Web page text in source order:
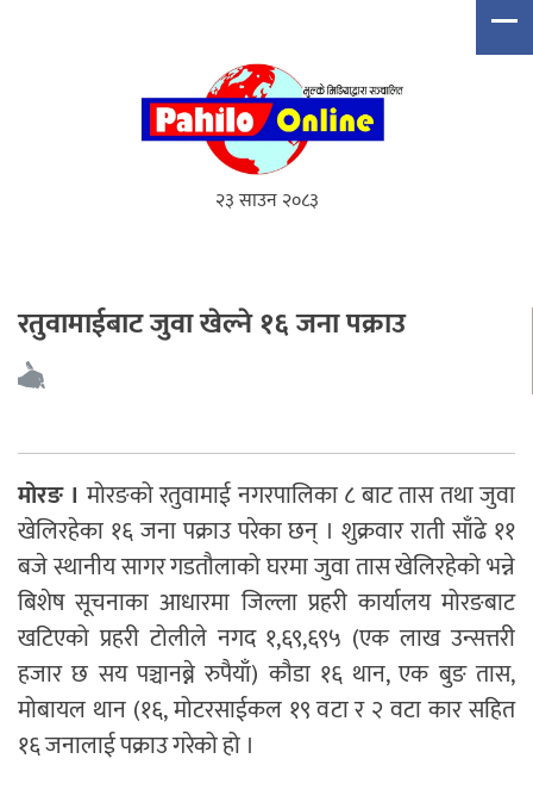
२३ साउन २०८३
रतुवामाईबाट जुवा खेल्ने १६ जना पक्राउ
मोरङ । मोरङको रतुवामाई नगरपालिका ८ बाट तास तथा जुवा
खेलिरहेका १६ जना पक्राउ परेका छन् । शुक्रवार राती साँढे ११
बजे स्थानीय सागर गडतौलाको घरमा जुवा तास खेलिरहेको भन्ने
बिशेष सूचनाका आधारमा जिल्ला प्रहरी कार्यालय मोरङबाट
खटिएको प्रहरी टोलीले नगद १,६९,६९५ (एक लाख उन्सत्तरी
हजार छ सय पञ्चानब्ने रुपैयाँ) कौडा १६ थान, एक बुङ तास,
मोबायल थान (१६, मोटरसाईकल १९ वटा र २ वटा कार सहित
१६ जनालाई पक्राउ गरेको हो ।